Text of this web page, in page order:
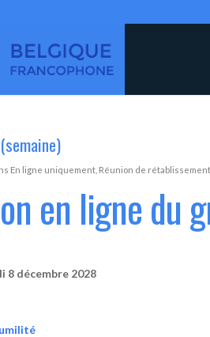
En ligne uniquement Réunion de rétablissement
en ligne du
8 décembre 2028